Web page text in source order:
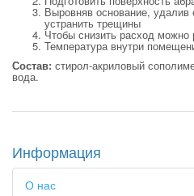
Выровняв основание,
устранить трещины
Чтобы снизить расход можно
Температура внутри
Состав: стирол-акриловый
вода.
Информация
О нас